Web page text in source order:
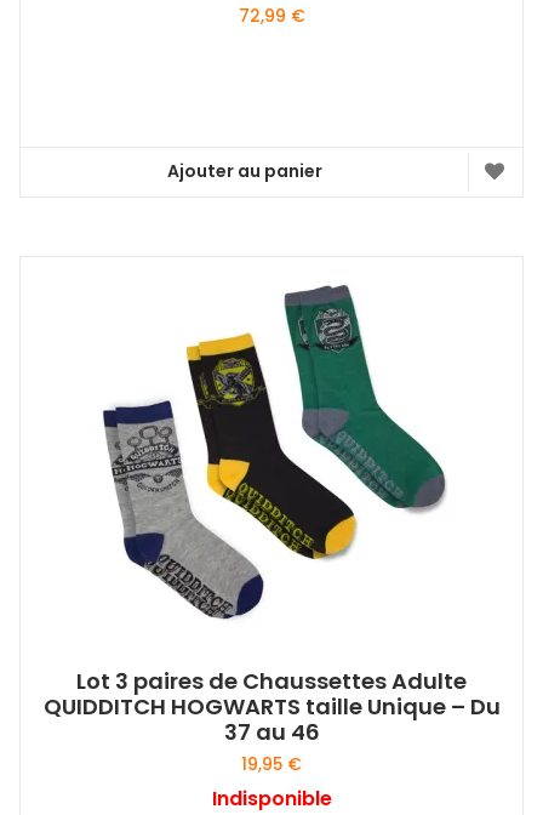
72,99 €
Ajouter au panier
Lot 3 paires de Chaussettes Adulte
QUIDDITCH HOGWARTS taille Unique – Du
37 au 46
19,95 €
Indisponible